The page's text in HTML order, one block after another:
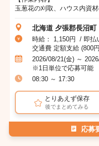
玉葱花の刈取、ハウス内資
北海道 夕張郡長沼町
時給： 1,150円 / 即
交通費 定額支給 (800
2026/08/21(金) ～
※1日単位で応募可能
08:30 ～ 17:30
とりあえず保存
後でまとめてみる
応募